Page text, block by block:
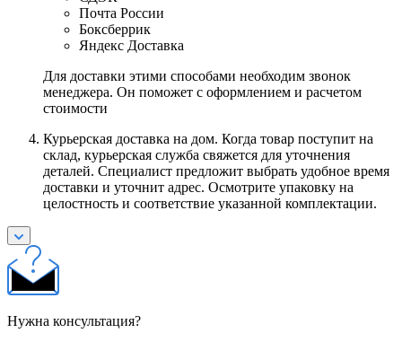
Почта России
Боксберрик
Яндекс Доставка
Для доставки этими способами необходим звонок
менеджера. Он поможет с оформлением и расчетом
стоимости
Курьерская доставка на дом. Когда товар поступит на
склад, курьерская служба свяжется для уточнения
деталей. Специалист предложит выбрать удобное время
доставки и уточнит адрес. Осмотрите упаковку на
целостность и соответствие указанной комплектации.
Нужна консультация?